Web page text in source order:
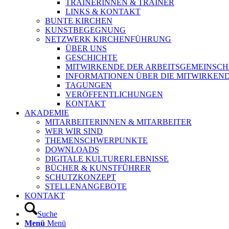
TRAINERINNEN & TRAINER
LINKS & KONTAKT
BUNTE KIRCHEN
KUNSTBEGEGNUNG
NETZWERK KIRCHENFÜHRUNG
ÜBER UNS
GESCHICHTE
MITWIRKENDE DER
INFORMATIONEN ÜBER DIE
TAGUNGEN
VERÖFFENTLICHUNGEN
KONTAKT
AKADEMIE
MITARBEITERINNEN & MITARBEITER
WER WIR SIND
THEMENSCHWERPUNKTE
DOWNLOADS
DIGITALE KULTURERLEBNISSE
BÜCHER & KUNSTFÜHRER
SCHUTZKONZEPT
STELLENANGEBOTE
KONTAKT
Suche
Menü Menü